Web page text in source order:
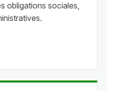
obligations sociales,